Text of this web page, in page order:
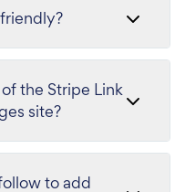
the Stripe Link
site?
to add